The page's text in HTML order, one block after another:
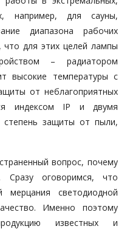
например, для сауны,
диапазона рабочих
для этих целей лампы
– радиатором
высокие температуры с
от неблагоприятных
индексом IP и двумя
степень защиты от пыли,
вопрос, почему
Сразу оговоримся, что
светодиодной
Именно поэтому
известных и